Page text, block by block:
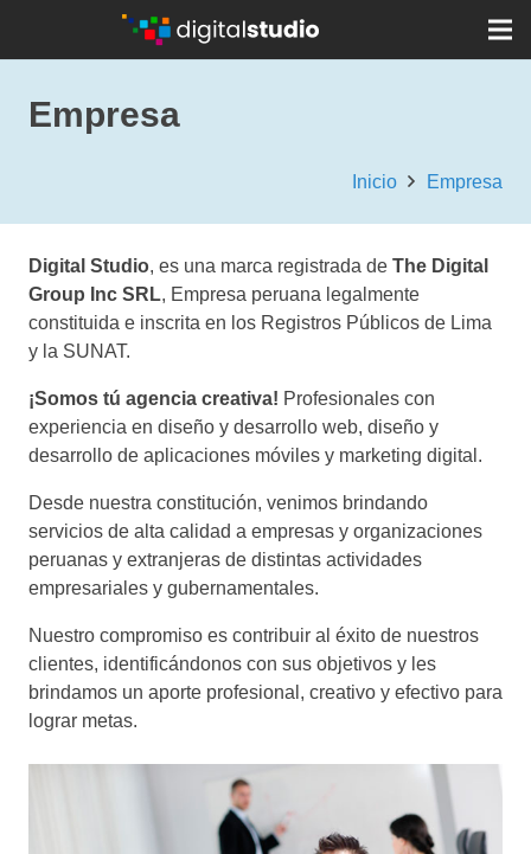
Empresa
Inicio Empresa
Digital Studio, es una marca registrada de The Digital
Group Inc SRL, Empresa peruana legalmente
constituida e inscrita en los Registros Públicos de Lima
y la SUNAT.
¡Somos tú agencia creativa! Profesionales con
experiencia en diseño y desarrollo web, diseño y
desarrollo de aplicaciones móviles y marketing digital.
Desde nuestra constitución, venimos brindando
servicios de alta calidad a empresas y organizaciones
peruanas y extranjeras de distintas actividades
empresariales y gubernamentales.
Nuestro compromiso es contribuir al éxito de nuestros
clientes, identificándonos con sus objetivos y les
brindamos un aporte profesional, creativo y efectivo para
lograr metas.